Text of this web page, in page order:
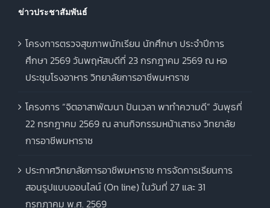
ข่าวประชาสัมพันธ์
โครงการตรวจสุขภาพนักเรียน นักศึกษา ประจำปีการ
ศึกษา 2569 วันพฤหัสบดีที่ 23 กรกฎาคม 2569 ณ หอ
ประชุมโรงอาหาร วิทยาลัยการอาชีพมหาราช
โครงการ “จิตอาสาพัฒนา ปันเวลา พาทำความดี” วันพุธที่
22 กรกฎาคม 2569 ณ ลานกิจกรรมหน้าเสาธง วิทยาลัย
การอาชีพมหาราช
ประกาศวิทยาลัยการอาชีพมหาราช การจัดการเรียนการ
สอนรูปแบบออนไลน์ (On line) ในวันที่ 27 และ 31
กรกฎาคม พ.ศ. 2569